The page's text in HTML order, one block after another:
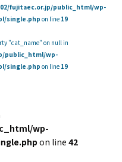
fujitaec.or.jp/public_html/wp-
single.php on line 19
"cat_name" on null in
public_html/wp-
single.php on line 19
wp-
on line 42